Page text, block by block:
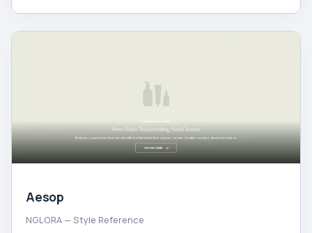
Aesop
NGLORA — Style Reference